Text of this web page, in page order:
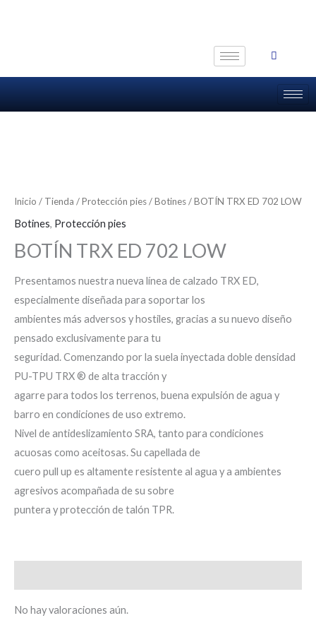
Inicio / Tienda /Protección pies/Botines/ BOTÍN TRX ED 702 LOW
Botines, Protección pies
BOTÍN TRX ED 702 LOW
Presentamos nuestra nueva línea de calzado TRX ED,
especialmente diseñada para soportar los
ambientes más adversos y hostiles, gracias a su nuevo diseño
pensado exclusivamente para tu
seguridad. Comenzando por la suela inyectada doble densidad
PU-TPU TRX ® de alta tracción y
agarre para todos los terrenos, buena expulsión de agua y
barro en condiciones de uso extremo.
Nivel de antideslizamiento SRA, tanto para condiciones
acuosas como aceitosas. Su capellada de
cuero pull up es altamente resistente al agua y a ambientes
agresivos acompañada de su sobre
puntera y protección de talón TPR.
No hay valoraciones aún.